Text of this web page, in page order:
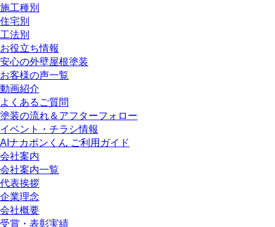
施工種別
住宅別
工法別
お役立ち情報
安心の外壁屋根塗装
お客様の声一覧
動画紹介
よくあるご質問
塗装の流れ＆アフターフォロー
イベント・チラシ情報
AIナカポンくん ご利用ガイド
会社案内
会社案内一覧
代表挨拶
企業理念
会社概要
受賞・表彰実績